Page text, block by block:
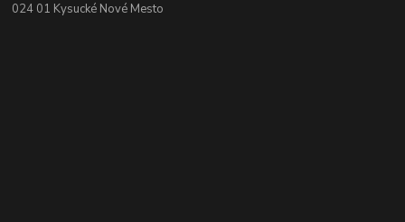
024 01 Kysucké Nové Mesto